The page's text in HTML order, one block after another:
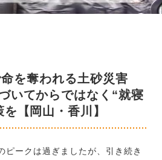
命を奪われる土砂災害
いてからではなく“就寝
【岡山・香川】
ピークは過ぎましたが、引き続き